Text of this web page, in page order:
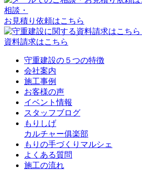
相談・
お見積り依頼はこちら
資料請求はこちら
守重建設の５つの特徴
会社案内
施工事例
お客様の声
イベント情報
スタッフブログ
もりしげ
カルチャー俱楽部
もりの手づくりマルシェ
よくある質問
施工の流れ